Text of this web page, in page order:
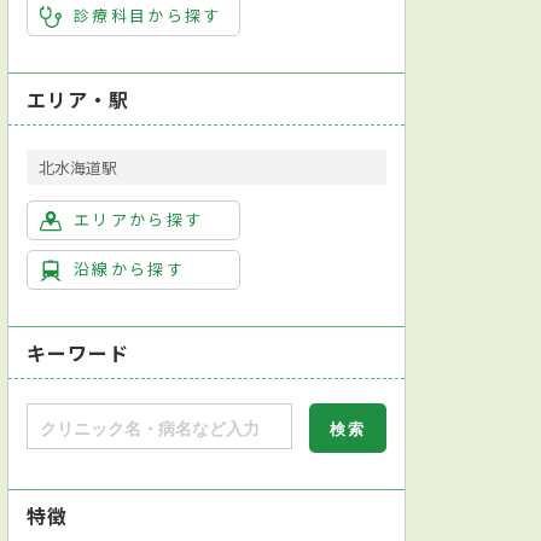
診療科目から探す
エリア・駅
北水海道駅
エリアから探す
沿線から探す
キーワード
特徴